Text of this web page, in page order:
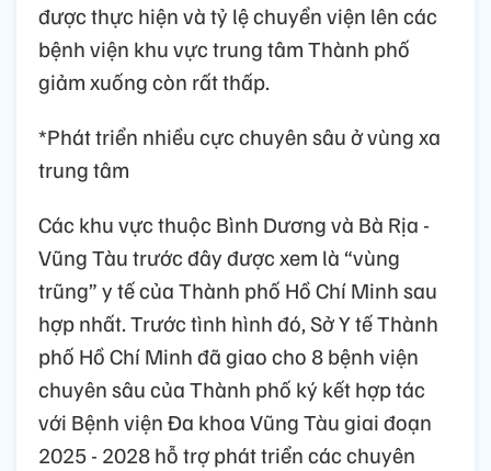
được thực hiện và tỷ lệ chuyển viện lên các
bệnh viện khu vực trung tâm Thành phố
giảm xuống còn rất thấp.
*Phát triển nhiều cực chuyên sâu ở vùng xa
trung tâm
Các khu vực thuộc Bình Dương và Bà Rịa -
Vũng Tàu trước đây được xem là “vùng
trũng” y tế của Thành phố Hồ Chí Minh sau
hợp nhất. Trước tình hình đó, Sở Y tế Thành
phố Hồ Chí Minh đã giao cho 8 bệnh viện
chuyên sâu của Thành phố ký kết hợp tác
với Bệnh viện Đa khoa Vũng Tàu giai đoạn
2025 - 2028 hỗ trợ phát triển các chuyên